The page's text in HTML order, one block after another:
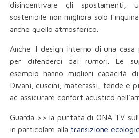
disincentivare gli spostamenti,
sostenibile non migliora solo
anche quello atmosferico.
Anche il design interno di una casa
per difenderci dai rumori. Le
esempio hanno migliori capacità
Divani, cuscini, materassi, tende e
ad assicurare confort acustico
Guarda >> la puntata di ONA TV
in particolare alla transizione